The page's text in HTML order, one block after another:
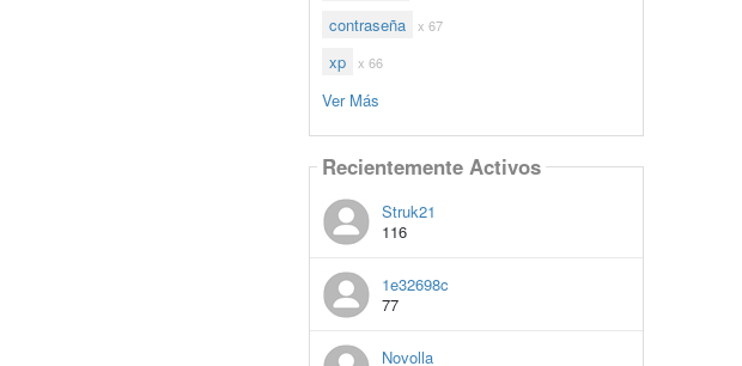
contraseña x 67
xp x 66
Ver Más
Recientemente Activos
Struk21
116
1e32698c
77
Novolla